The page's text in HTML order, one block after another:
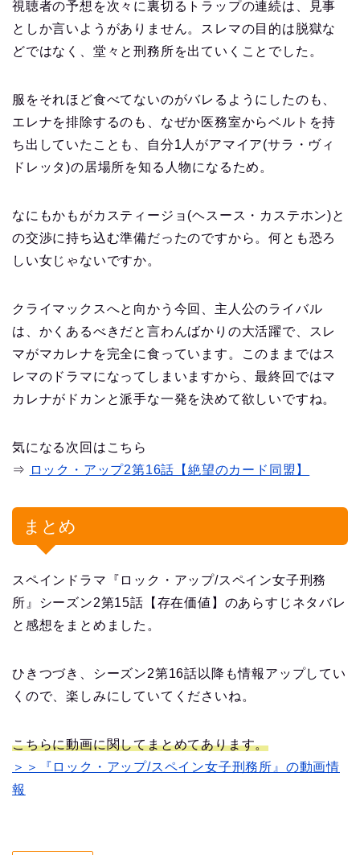
視聴者の予想を次々に裏切るトラップの連続は、見事
としか言いようがありません。スレマの目的は脱獄な
どではなく、堂々と刑務所を出ていくことでした。
服をそれほど食べてないのがバレるようにしたのも、
エレナを排除するのも、なぜか医務室からベルトを持
ち出していたことも、自分1人がアマイア(サラ・ヴィ
ドレッタ)の居場所を知る人物になるため。
なにもかもがカスティージョ(ヘスース・カステホン)と
の交渉に持ち込む準備だったのですから。何とも恐ろ
しい女じゃないですか。
クライマックスへと向かう今回、主人公のライバル
は、かくあるべきだと言わんばかりの大活躍で、スレ
マがマカレナを完全に食っています。このままではス
レマのドラマになってしまいますから、最終回ではマ
カレナがドカンと派手な一発を決めて欲しいですね。
気になる次回はこちら
⇒ ロック・アップ2第16話【絶望のカード同盟】
まとめ
スペインドラマ『ロック・アップ/スペイン女子刑務
所』シーズン2第15話【存在価値】のあらすじネタバレ
と感想をまとめました。
ひきつづき、シーズン2第16話以降も情報アップしてい
くので、楽しみにしていてくださいね。
こちらに動画に関してまとめてあります。
＞＞『ロック・アップ/スペイン女子刑務所』の動画情
報